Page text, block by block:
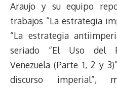
Araujo y su equipo
trabajos “La estrategia
“La estrategia
seriado “El Uso del
Venezuela (Parte 1, 2 y
discurso imperial”,